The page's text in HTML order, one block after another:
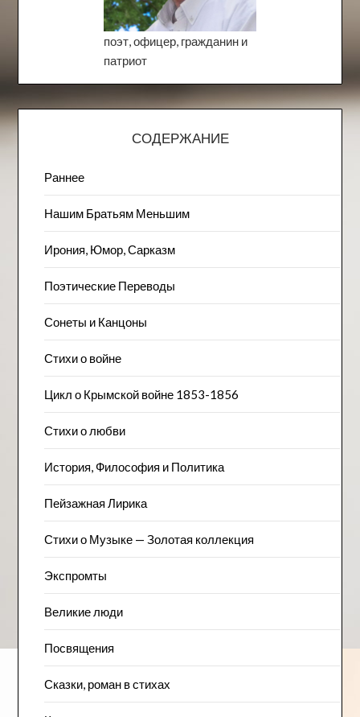
поэт, офицер, гражданин и
патриот
СОДЕРЖАНИЕ
Раннее
Нашим Братьям Меньшим
Ирония, Юмор, Сарказм
Поэтические Переводы
Сонеты и Канцоны
Стихи о войне
Цикл о Крымской войне 1853-1856
Стихи о любви
История, Философия и Политика
Пейзажна​я Лирика
Стихи о Музыке — Золотая коллекция
Экспромты
Великие люди
Посвящения
Сказки, роман в стихах